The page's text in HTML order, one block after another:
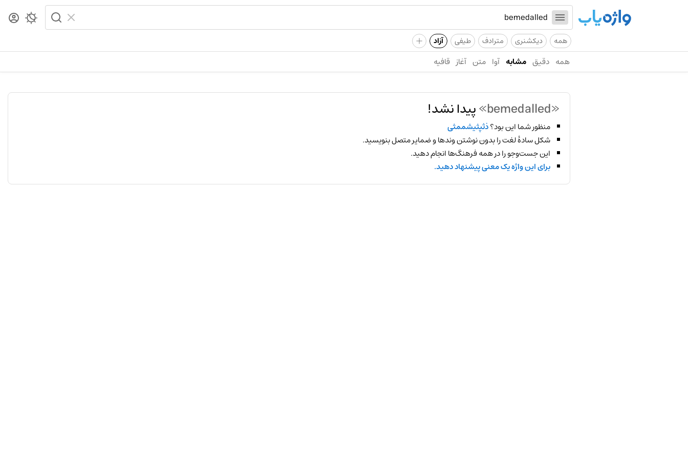
همه دیکشنری مترادف طیفی آزاد +
همه دقیق مشابه آوا متن آغاز قافیه
«bemedalled» پیدا نشد!
منظور شما این بود؟ذثپثیشممثی
شکل سادهٔ لغت را بدون نوشتن وندها و ضمایر متصل بنویسید.
این جست‌وجو را در همه فرهنگ‌ها انجام دهید.
برای این واژه یک معنی پیشنهاد دهید.